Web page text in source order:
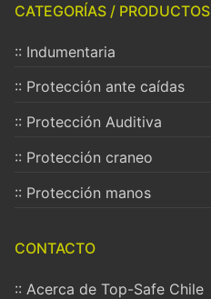
CATEGORÍAS / PRODUCTOS
:: Indumentaria
:: Protección ante caídas
:: Protección Auditiva
:: Protección craneo
:: Protección manos
CONTACTO
:: Acerca de Top-Safe Chile